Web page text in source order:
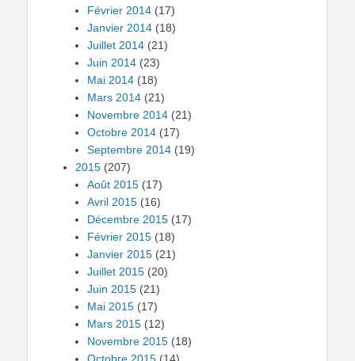
Février 2014 (17)
Janvier 2014 (18)
Juillet 2014 (21)
Juin 2014 (23)
Mai 2014 (18)
Mars 2014 (21)
Novembre 2014 (21)
Octobre 2014 (17)
Septembre 2014 (19)
2015 (207)
Août 2015 (17)
Avril 2015 (16)
Décembre 2015 (17)
Février 2015 (18)
Janvier 2015 (21)
Juillet 2015 (20)
Juin 2015 (21)
Mai 2015 (17)
Mars 2015 (12)
Novembre 2015 (18)